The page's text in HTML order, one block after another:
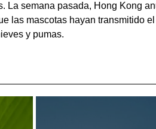
La semana pasada, Hong Kong
las mascotas hayan transmitido
y pumas.